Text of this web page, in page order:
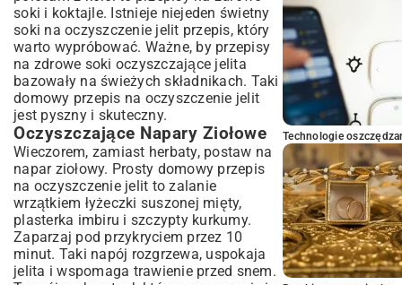
soki i koktajle. Istnieje niejeden świetny
soki na oczyszczenie jelit przepis, który
warto wypróbować. Ważne, by przepisy
na zdrowe soki oczyszczające jelita
bazowały na świeżych składnikach. Taki
domowy przepis na oczyszczenie jelit
jest pyszny i skuteczny.
Oczyszczające Napary Ziołowe
Wieczorem, zamiast herbaty, postaw na
napar ziołowy. Prosty domowy przepis
na oczyszczenie jelit to zalanie
wrzątkiem łyżeczki suszonej mięty,
plasterka imbiru i szczypty kurkumy.
Zaparzaj pod przykryciem przez 10
minut. Taki napój rozgrzewa, uspokaja
jelita i wspomaga trawienie przed snem.
Technologie